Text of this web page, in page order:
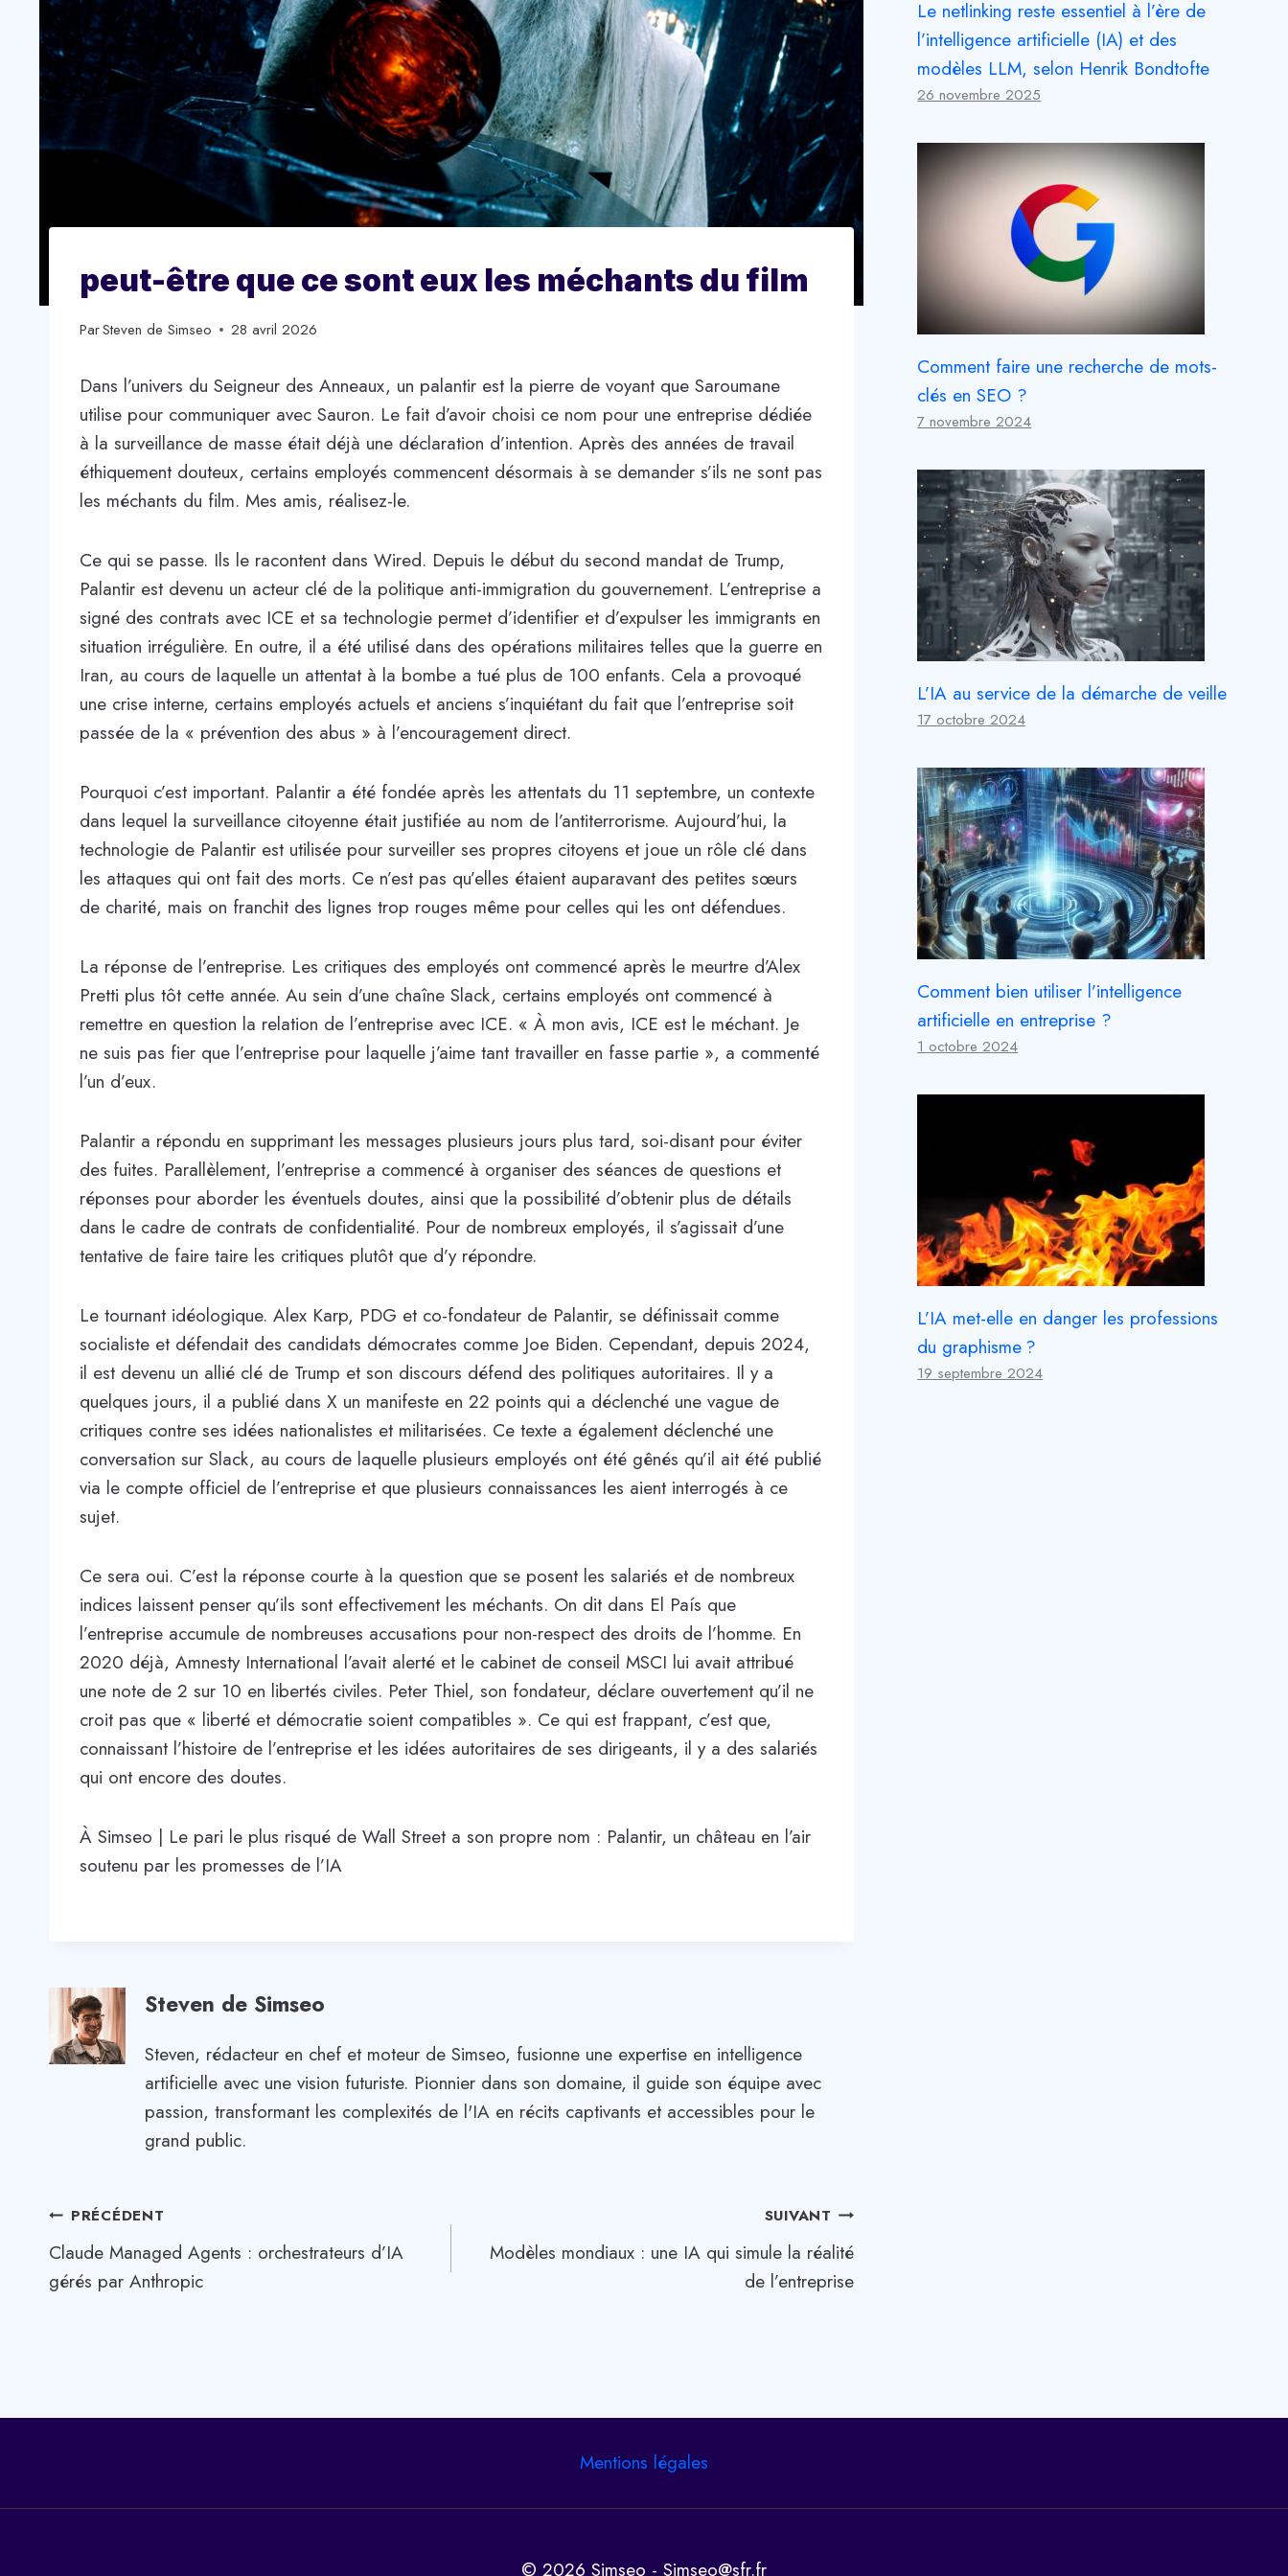
peut-être que ce sont eux les méchants du film
ParSteven de Simseo 28 avril 2026
Dans l’univers du Seigneur des Anneaux, un palantir est la pierre de voyant que Saroumane
utilise pour communiquer avec Sauron. Le fait d’avoir choisi ce nom pour une entreprise dédiée
à la surveillance de masse était déjà une déclaration d’intention. Après des années de travail
éthiquement douteux, certains employés commencent désormais à se demander s’ils ne sont pas
les méchants du film. Mes amis, réalisez-le.
Ce qui se passe. Ils le racontent dans Wired. Depuis le début du second mandat de Trump,
Palantir est devenu un acteur clé de la politique anti-immigration du gouvernement. L’entreprise a
signé des contrats avec ICE et sa technologie permet d’identifier et d’expulser les immigrants en
situation irrégulière. En outre, il a été utilisé dans des opérations militaires telles que la guerre en
Iran, au cours de laquelle un attentat à la bombe a tué plus de 100 enfants. Cela a provoqué
une crise interne, certains employés actuels et anciens s’inquiétant du fait que l’entreprise soit
passée de la « prévention des abus » à l’encouragement direct.
Pourquoi c’est important. Palantir a été fondée après les attentats du 11 septembre, un contexte
dans lequel la surveillance citoyenne était justifiée au nom de l’antiterrorisme. Aujourd’hui, la
technologie de Palantir est utilisée pour surveiller ses propres citoyens et joue un rôle clé dans
les attaques qui ont fait des morts. Ce n’est pas qu’elles étaient auparavant des petites sœurs
de charité, mais on franchit des lignes trop rouges même pour celles qui les ont défendues.
La réponse de l’entreprise. Les critiques des employés ont commencé après le meurtre d’Alex
Pretti plus tôt cette année. Au sein d’une chaîne Slack, certains employés ont commencé à
remettre en question la relation de l’entreprise avec ICE. « À mon avis, ICE est le méchant. Je
ne suis pas fier que l’entreprise pour laquelle j’aime tant travailler en fasse partie », a commenté
l’un d’eux.
Palantir a répondu en supprimant les messages plusieurs jours plus tard, soi-disant pour éviter
des fuites. Parallèlement, l’entreprise a commencé à organiser des séances de questions et
réponses pour aborder les éventuels doutes, ainsi que la possibilité d’obtenir plus de détails
dans le cadre de contrats de confidentialité. Pour de nombreux employés, il s’agissait d’une
tentative de faire taire les critiques plutôt que d’y répondre.
Le tournant idéologique. Alex Karp, PDG et co-fondateur de Palantir, se définissait comme
socialiste et défendait des candidats démocrates comme Joe Biden. Cependant, depuis 2024,
il est devenu un allié clé de Trump et son discours défend des politiques autoritaires. Il y a
quelques jours, il a publié dans X un manifeste en 22 points qui a déclenché une vague de
critiques contre ses idées nationalistes et militarisées. Ce texte a également déclenché une
conversation sur Slack, au cours de laquelle plusieurs employés ont été gênés qu’il ait été publié
via le compte officiel de l’entreprise et que plusieurs connaissances les aient interrogés à ce
sujet.
Ce sera oui. C’est la réponse courte à la question que se posent les salariés et de nombreux
indices laissent penser qu’ils sont effectivement les méchants. On dit dans El País que
l’entreprise accumule de nombreuses accusations pour non-respect des droits de l’homme. En
2020 déjà, Amnesty International l’avait alerté et le cabinet de conseil MSCI lui avait attribué
une note de 2 sur 10 en libertés civiles. Peter Thiel, son fondateur, déclare ouvertement qu’il ne
croit pas que « liberté et démocratie soient compatibles ». Ce qui est frappant, c’est que,
connaissant l’histoire de l’entreprise et les idées autoritaires de ses dirigeants, il y a des salariés
qui ont encore des doutes.
À Simseo | Le pari le plus risqué de Wall Street a son propre nom : Palantir, un château en l’air
soutenu par les promesses de l’IA
Steven de Simseo
Steven, rédacteur en chef et moteur de Simseo, fusionne une expertise en intelligence
artificielle avec une vision futuriste. Pionnier dans son domaine, il guide son équipe avec
passion, transformant les complexités de l'IA en récits captivants et accessibles pour le
grand public.
Navigation
de
l’article
PRÉCÉDENT
Claude Managed Agents : orchestrateurs d’IA
gérés par Anthropic
SUIVANT
Modèles mondiaux : une IA qui simule la réalité
de l’entreprise
Le netlinking reste essentiel à l’ère de
l’intelligence artificielle (IA) et des
modèles LLM, selon Henrik Bondtofte
26 novembre 2025
Comment faire une recherche de mots-
clés en SEO ?
7 novembre 2024
L’IA au service de la démarche de veille
17 octobre 2024
Comment bien utiliser l’intelligence
artificielle en entreprise ?
1 octobre 2024
L’IA met-elle en danger les professions
du graphisme ?
19 septembre 2024
Mentions légales
© 2026 Simseo - Simseo@sfr.fr